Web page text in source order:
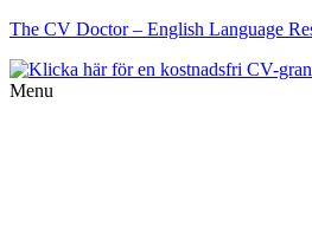
The CV Doctor – English Language
Menu